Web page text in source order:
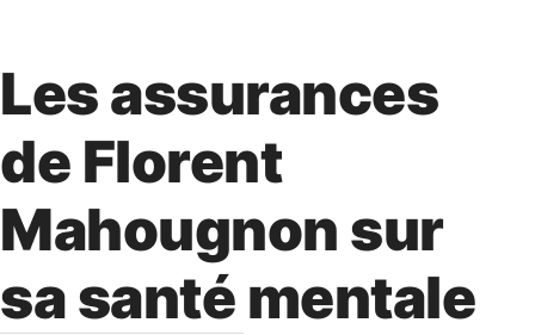
Les assurances
de Florent
Mahougnon sur
sa santé mentale